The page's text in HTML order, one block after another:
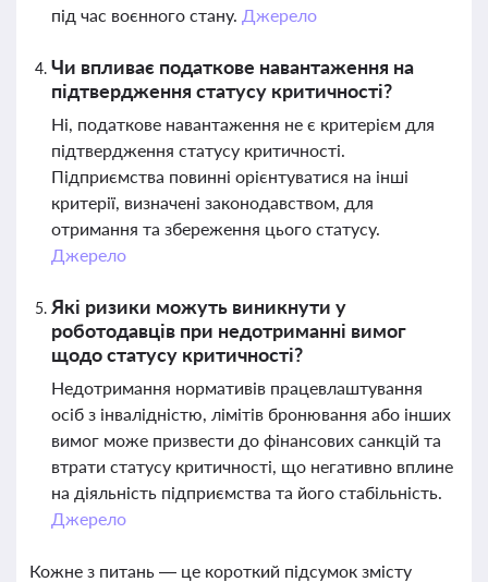
під час воєнного стану. Джерело
Чи впливає податкове навантаження на
підтвердження статусу критичності?
Ні, податкове навантаження не є критерієм для
підтвердження статусу критичності.
Підприємства повинні орієнтуватися на інші
критерії, визначені законодавством, для
отримання та збереження цього статусу.
Джерело
Які ризики можуть виникнути у
роботодавців при недотриманні вимог
щодо статусу критичності?
Недотримання нормативів працевлаштування
осіб з інвалідністю, лімітів бронювання або інших
вимог може призвести до фінансових санкцій та
втрати статусу критичності, що негативно вплине
на діяльність підприємства та його стабільність.
Джерело
Кожне з питань — це короткий підсумок змісту